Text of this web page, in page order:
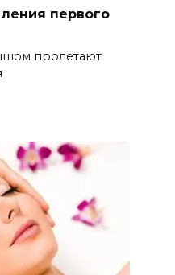
первого
пролетают